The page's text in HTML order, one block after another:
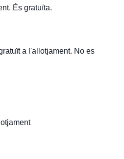
És gratuïta.
a l'allotjament. No es